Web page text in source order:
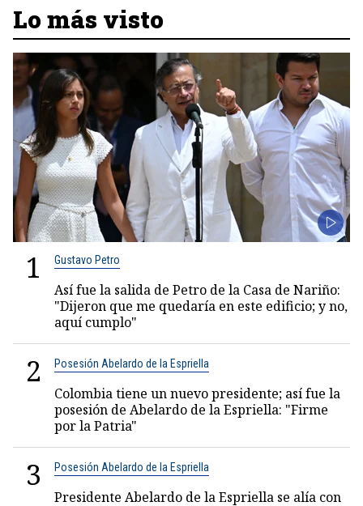
Lo más visto
1 Gustavo Petro
Así fue la salida de Petro de la Casa de Nariño:
"Dijeron que me quedaría en este edificio; y no,
aquí cumplo"
2 Posesión Abelardo de la Espriella
Colombia tiene un nuevo presidente; así fue la
posesión de Abelardo de la Espriella: "Firme
por la Patria"
3 Posesión Abelardo de la Espriella
Presidente Abelardo de la Espriella se alía con